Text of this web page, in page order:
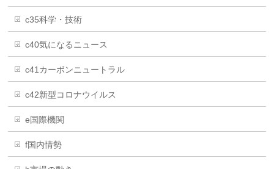
c35科学・技術
c40気になるニュース
c41カーボンニュートラル
c42新型コロナウイルス
e国際機関
f国内情勢